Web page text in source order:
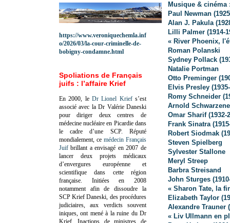
Musique &
Paul Newman
Alan J. Pakula
Lilli Palmer (1914-
« River Phoenix,
Roman Polanski
Sydney Pollack
Natalie Portman
Otto Preminger
Elvis Presley
Romy Schneider
Arnold
Omar Sharif (1932-
Frank Sinatra
Robert Siodmak
Steven Spielberg
Sylvester Stallone
Meryl Streep
Barbra Streisand
John Sturges
« Sharon Tate, la
Elizabeth Taylor
Alexandre Trauner
« Liv Ullmann en
https://www.veroniquechemla.inf
o/2026/03/la-cour-criminelle-de-
bobigny-condamne.html
Spoliations de Français
juifs : l’affaire Krief
En 2000, le Dr Lionel Kriefs’est
associé avec la Dr Valérie Daneski
pour diriger deux centres de
médecine nucléaire en Picardie dans
le cadre d’une SCP. Réputé
mondialement, ce médecin Français
Juif brillant a envisagé en 2007 de
lancer deux projets médicaux
d’envergures européenne et
scientifique dans cette région
française. Initiées en 2008
notamment afin de dissoudre la
SCP Krief Daneski, des procédures
judiciaires, aux verdicts souvent
iniques, ont mené à la ruine du Dr
Krief.Inactions de ministres de